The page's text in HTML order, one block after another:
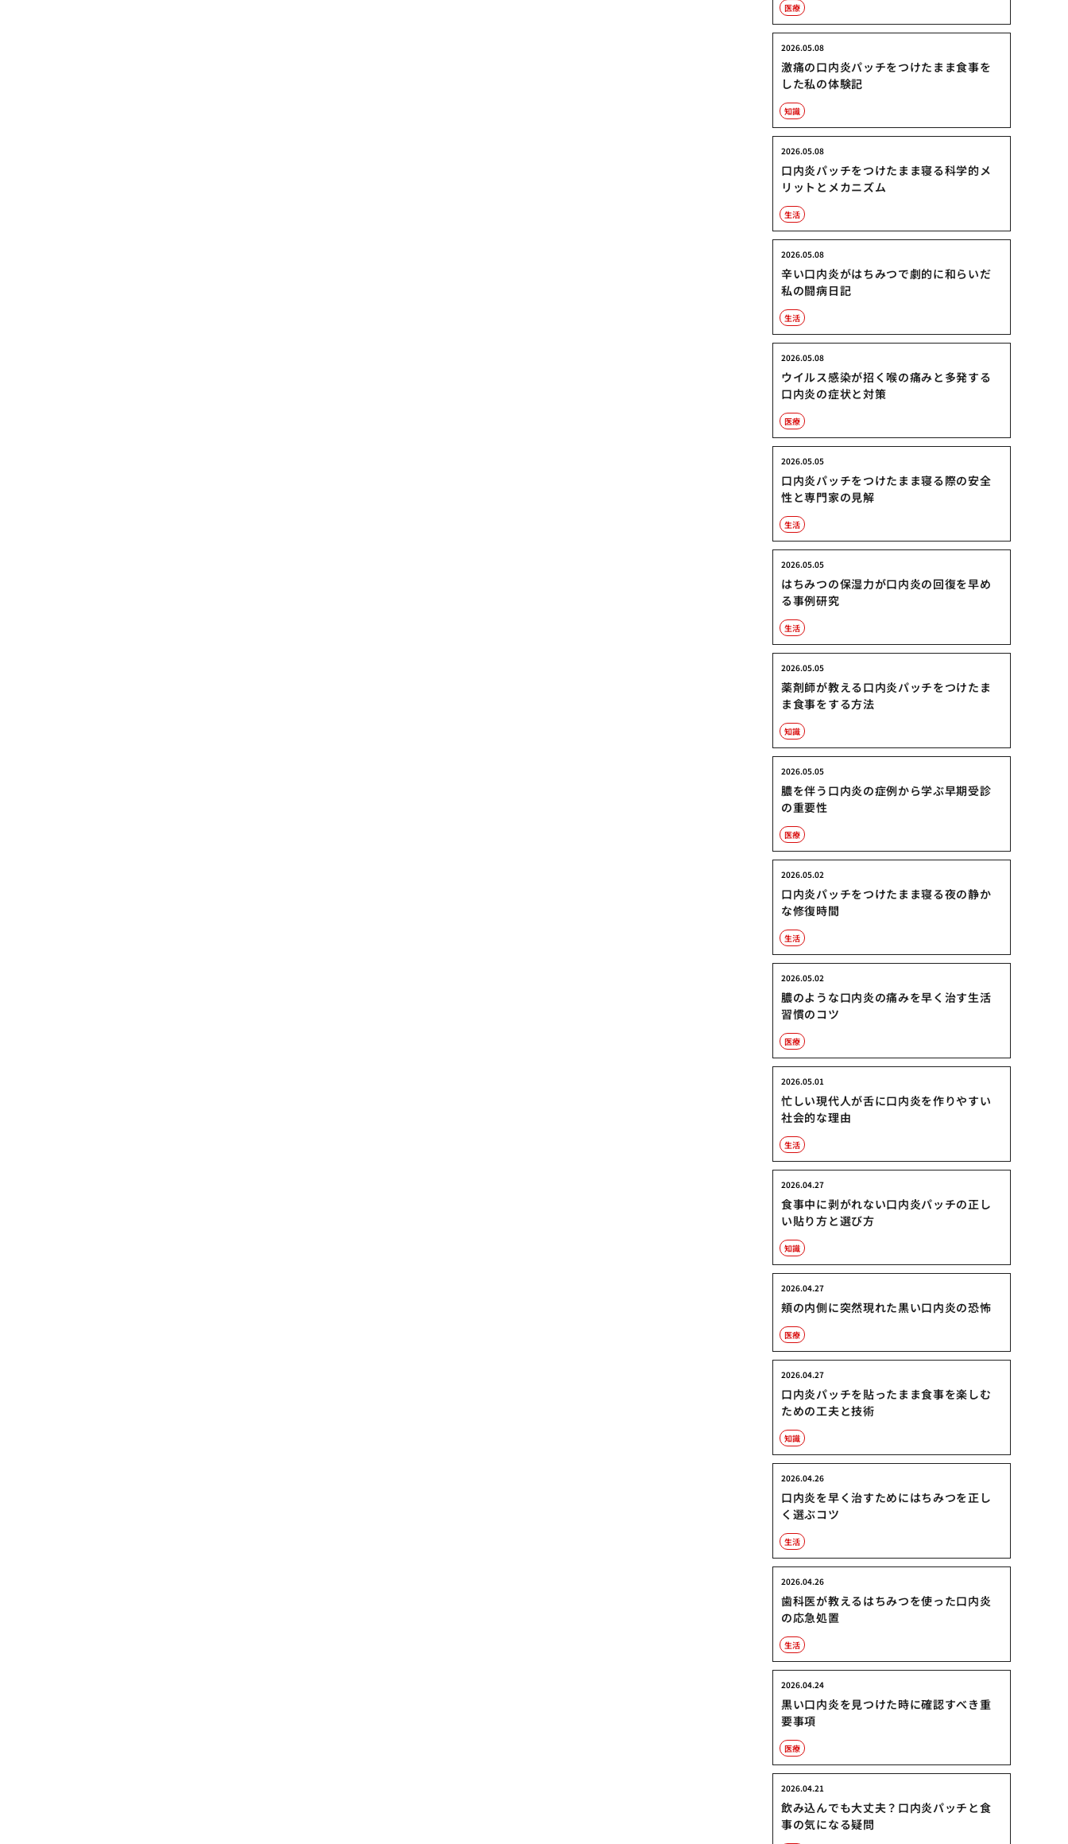
医療
激痛の口内炎パッチをつけたまま食事を
した私の体験記
2026.05.08
知識
口内炎パッチをつけたまま寝る科学的メ
リットとメカニズム
2026.05.08
生活
辛い口内炎がはちみつで劇的に和らいだ
私の闘病日記
2026.05.08
生活
ウイルス感染が招く喉の痛みと多発する
口内炎の症状と対策
2026.05.08
医療
口内炎パッチをつけたまま寝る際の安全
性と専門家の見解
2026.05.05
生活
はちみつの保湿力が口内炎の回復を早め
る事例研究
2026.05.05
生活
薬剤師が教える口内炎パッチをつけたま
ま食事をする方法
2026.05.05
知識
膿を伴う口内炎の症例から学ぶ早期受診
の重要性
2026.05.05
医療
口内炎パッチをつけたまま寝る夜の静か
な修復時間
2026.05.02
生活
膿のような口内炎の痛みを早く治す生活
習慣のコツ
2026.05.02
医療
忙しい現代人が舌に口内炎を作りやすい
社会的な理由
2026.05.01
生活
食事中に剥がれない口内炎パッチの正し
い貼り方と選び方
2026.04.27
知識
頬の内側に突然現れた黒い口内炎の恐怖
2026.04.27
医療
口内炎パッチを貼ったまま食事を楽しむ
ための工夫と技術
2026.04.27
知識
口内炎を早く治すためにはちみつを正し
く選ぶコツ
2026.04.26
生活
歯科医が教えるはちみつを使った口内炎
の応急処置
2026.04.26
生活
黒い口内炎を見つけた時に確認すべき重
要事項
2026.04.24
医療
飲み込んでも大丈夫？口内炎パッチと食
事の気になる疑問
2026.04.21